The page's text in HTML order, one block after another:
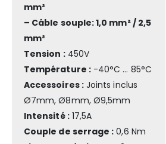
mm²
– Câble souple: 1,0 mm² / 2,5
mm²
Tension :450V
Température :-40°C … 85°C
Accessoires :Joints inclus
Ø7mm, Ø8mm, Ø9,5mm
Intensité :17,5A
Couple de serrage : 0,6 Nm